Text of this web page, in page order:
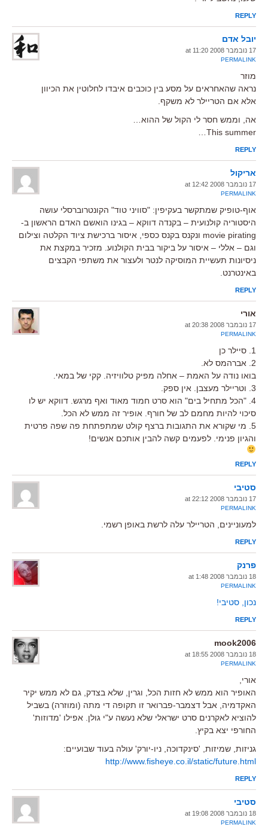
REPLY
יובל אדם
17 נובמבר 2008 at 11:20
PERMALINK
מוזר
נראה שהאחראים על מסע בין כוכבים איבדו לחלוטין את הכיוון
אלא אם הטריילר לא משקף.
אה, וממש חסר לי הקול של ההוא…
This summer…
REPLY
אריקול
17 נובמבר 2008 at 12:42
PERMALINK
אוף-טופיק שמתקשר בעקיפין: "סוויני טוד" הקונטרוברסלי עושה
היסטוריה קולנועית – בקנדה דווקא – בגינו הואשם האדם הראשון ב-
movie pirating ונקנס בקנס כספי, איסור ברכישת ציוד הקלטה וצילום
וגם – אללי – איסור על ביקור בבית הקולנוע. מזכיר במקצת את
ניסיונות תעשיית המוסיקה לנטר ולעצור את משתפי הקבצים
באינטרנט.
REPLY
אורי
17 נובמבר 2008 at 20:38
PERMALINK
1. סיילר כן
2. אברהמס לא.
בואו נודה על האמת – אחלה מפיק טלוויזיה. קקי של במאי.
3. וטריילר מעצבן. אין ספק.
4. "הכל מתחיל בים" הוא סרט חמוד מאוד ואף מרגש. דווקא יש לו
סיכוי להיות מחמם לב של חורף. אופיר זה ממש לא הכל.
5. מי שקורא את התגובות ברצף קולט שמתפתחת פה שפה פרטית
והגיון פנימי. לפעמים קשה להבין אותכם אנשים!
REPLY
סטיבי
17 נובמבר 2008 at 22:12
PERMALINK
למעוניינים, הטריילר עלה לרשת באופן רשמי.
REPLY
פרנק
18 נובמבר 2008 at 1:48
PERMALINK
נכון, סטיבי!
REPLY
mook2006
18 נובמבר 2008 at 18:55
PERMALINK
אורי,
האופיר הוא ממש לא חזות הכל, וגרין, שלא בצדק, גם לא ממש יקיר
האקדמיה, אבל דצמבר-פברואר זו תקופה די מתה (ומוזרה) בשביל
להוציא לאקרנים סרט ישראלי שלא נעשה ע"י גולן. אפילו 'מדוזות'
החורפי יצא בקיץ.
גניזות, שמיזות, 'סינקדוכה, ניו-יורק' עולה בעוד שבועיים:
http://www.fisheye.co.il/static/future.html
REPLY
סטיבי
18 נובמבר 2008 at 19:08
PERMALINK